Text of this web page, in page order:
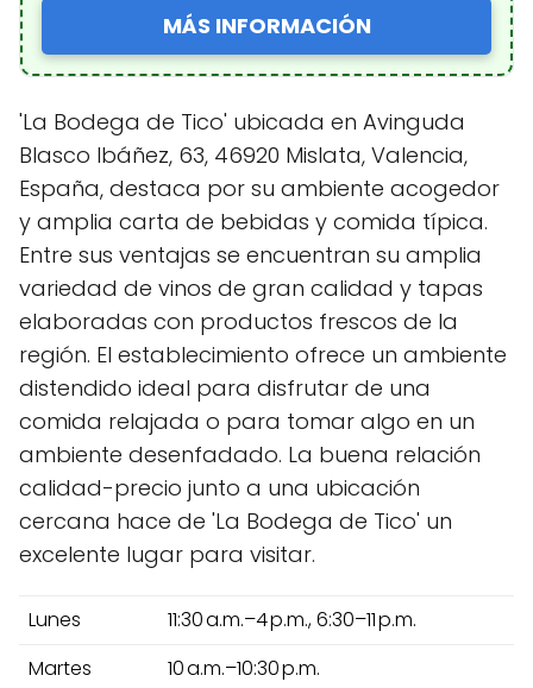
MÁS INFORMACIÓN
'La Bodega de Tico' ubicada en Avinguda
Blasco Ibáñez, 63, 46920 Mislata, Valencia,
España, destaca por su ambiente acogedor
y amplia carta de bebidas y comida típica.
Entre sus ventajas se encuentran su amplia
variedad de vinos de gran calidad y tapas
elaboradas con productos frescos de la
región. El establecimiento ofrece un ambiente
distendido ideal para disfrutar de una
comida relajada o para tomar algo en un
ambiente desenfadado. La buena relación
calidad-precio junto a una ubicación
cercana hace de 'La Bodega de Tico' un
excelente lugar para visitar.
Lunes
11:30 a.m.–4 p.m., 6:30–11 p.m.
Martes
10 a.m.–10:30 p.m.